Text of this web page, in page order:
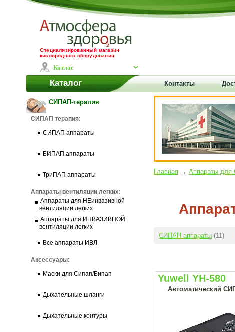
Специализированный магазин
кислородного оборудования
Каталог Контакты
СИПАП-терапия
СИПАП терапия:
СИПАП аппараты
БИПАП аппараты
ТриПАП аппараты
Аппараты вентиляции легких:
Аппараты для НЕинвазивной
вентиляции легких
Аппараты для ИНВАЗИВНОЙ
вентиляции легких
Все аппараты ИВЛ
Аксессуары:
Маски для Сипап/Бипап
Дыхательные шланги
Дыхательные контуры
Главная → Аппараты для
СИПАП аппараты (11)
Yuwell YH-580
Автоматический